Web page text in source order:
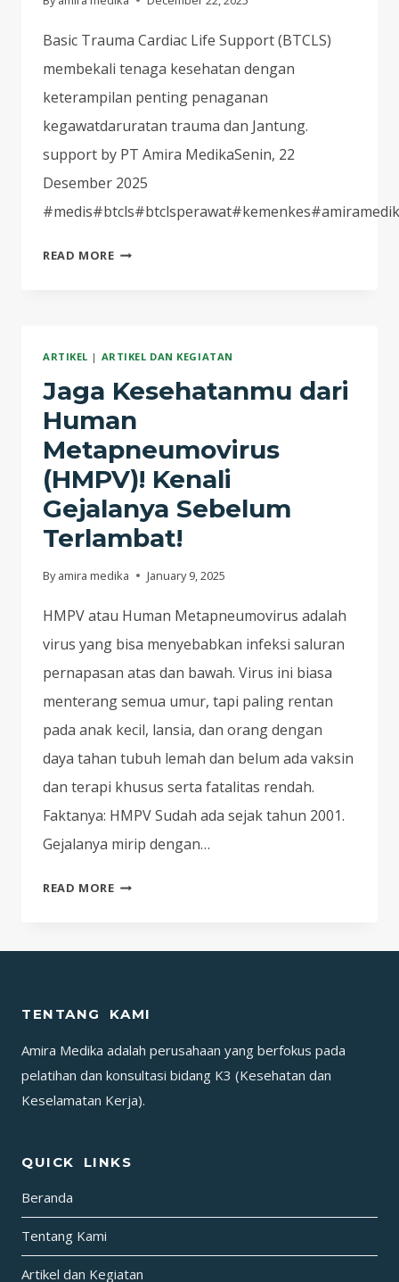
TERLAKSANA!
Basic Trauma Cardiac Life Support (BTCLS)
membekali tenaga kesehatan dengan
keterampilan penting penaganan
kegawatdaruratan trauma dan Jantung.
support by PT Amira MedikaSenin, 22
Desember 2025
READ MOREPELATIHAN
SUPPORT
PT
SOLUTION
PERIODE
17-
DESEMBER
2025
ARTIKEL | ARTIKEL DAN KEGIATAN
Jaga Kesehatanmu dari
Human
Metapneumovirus
(HMPV)! Kenali
Gejalanya Sebelum
Terlambat!
By amira medika January 9, 2025
HMPV atau Human Metapneumovirus adalah
virus yang bisa menyebabkan infeksi saluran
pernapasan atas dan bawah. Virus ini biasa
menterang semua umur, tapi paling rentan
pada anak kecil, lansia, dan orang dengan
daya tahan tubuh lemah dan belum ada vaksin
dan terapi khusus serta fatalitas rendah.
Faktanya: HMPV Sudah ada sejak tahun 2001.
Gejalanya mirip dengan…
READ MOREJAGA
HUMAN
KENALI
SEBELUM
TERLAMBAT!
TENTANG KAMI
Amira Medika adalah perusahaan yang berfokus pada
pelatihan dan konsultasi bidang K3 (Kesehatan dan
Keselamatan Kerja).
QUICK LINKS
Beranda
Tentang Kami
Artikel dan Kegiatan